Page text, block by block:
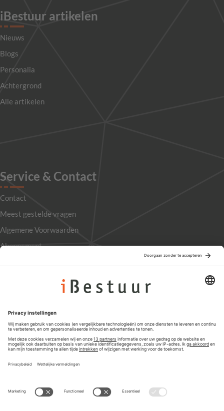
iBestuur artikelen
Nieuws
Blogs
Personalia
Achtergrond
Alle artikelen
Service & Contact
Contact
Meest gestelde vragen
Algemene Voorwaarden
Abonnement
Privacyinstellingen